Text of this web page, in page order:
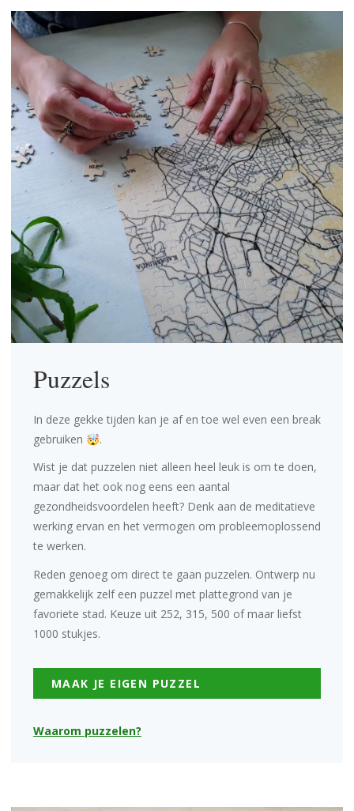
Puzzels
In deze gekke tijden kan je af en toe wel even een break
gebruiken 🤯.
Wist je dat puzzelen niet alleen heel leuk is om te doen,
maar dat het ook nog eens een aantal
gezondheidsvoordelen heeft? Denk aan de meditatieve
werking ervan en het vermogen om probleemoplossend
te werken.
Reden genoeg om direct te gaan puzzelen. Ontwerp nu
gemakkelijk zelf een puzzel met plattegrond van je
favoriete stad. Keuze uit 252, 315, 500 of maar liefst
1000 stukjes.
MAAK JE EIGEN PUZZEL
Waarom puzzelen?